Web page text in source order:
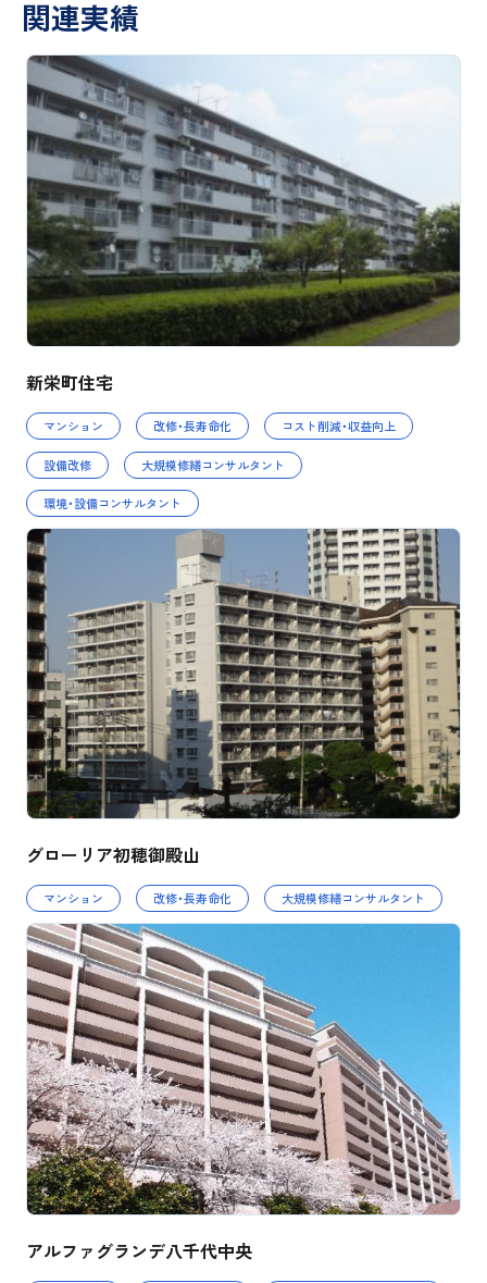
関連実績
マンション 改修・長寿命化 コスト削減・収益向上
設備改修 大規模修繕コンサルタント
環境・設備コンサルタント
新栄町住宅
マンション 改修・長寿命化 大規模修繕コンサルタント
グローリア初穂御殿山
アルファグランデ八千代中央